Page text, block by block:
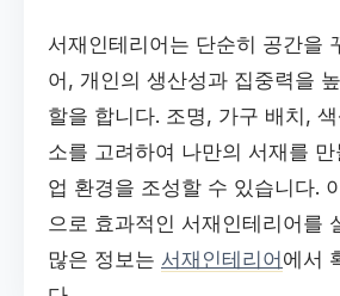
서재인테리어는 단순히 공간을
어, 개인의 생산성과 집중력을
할을 합니다. 조명, 가구 배치,
소를 고려하여 나만의 서재를
업 환경을 조성할 수 있습니다.
으로 효과적인 서재인테리어를
많은 정보는 서재인테리어 에서